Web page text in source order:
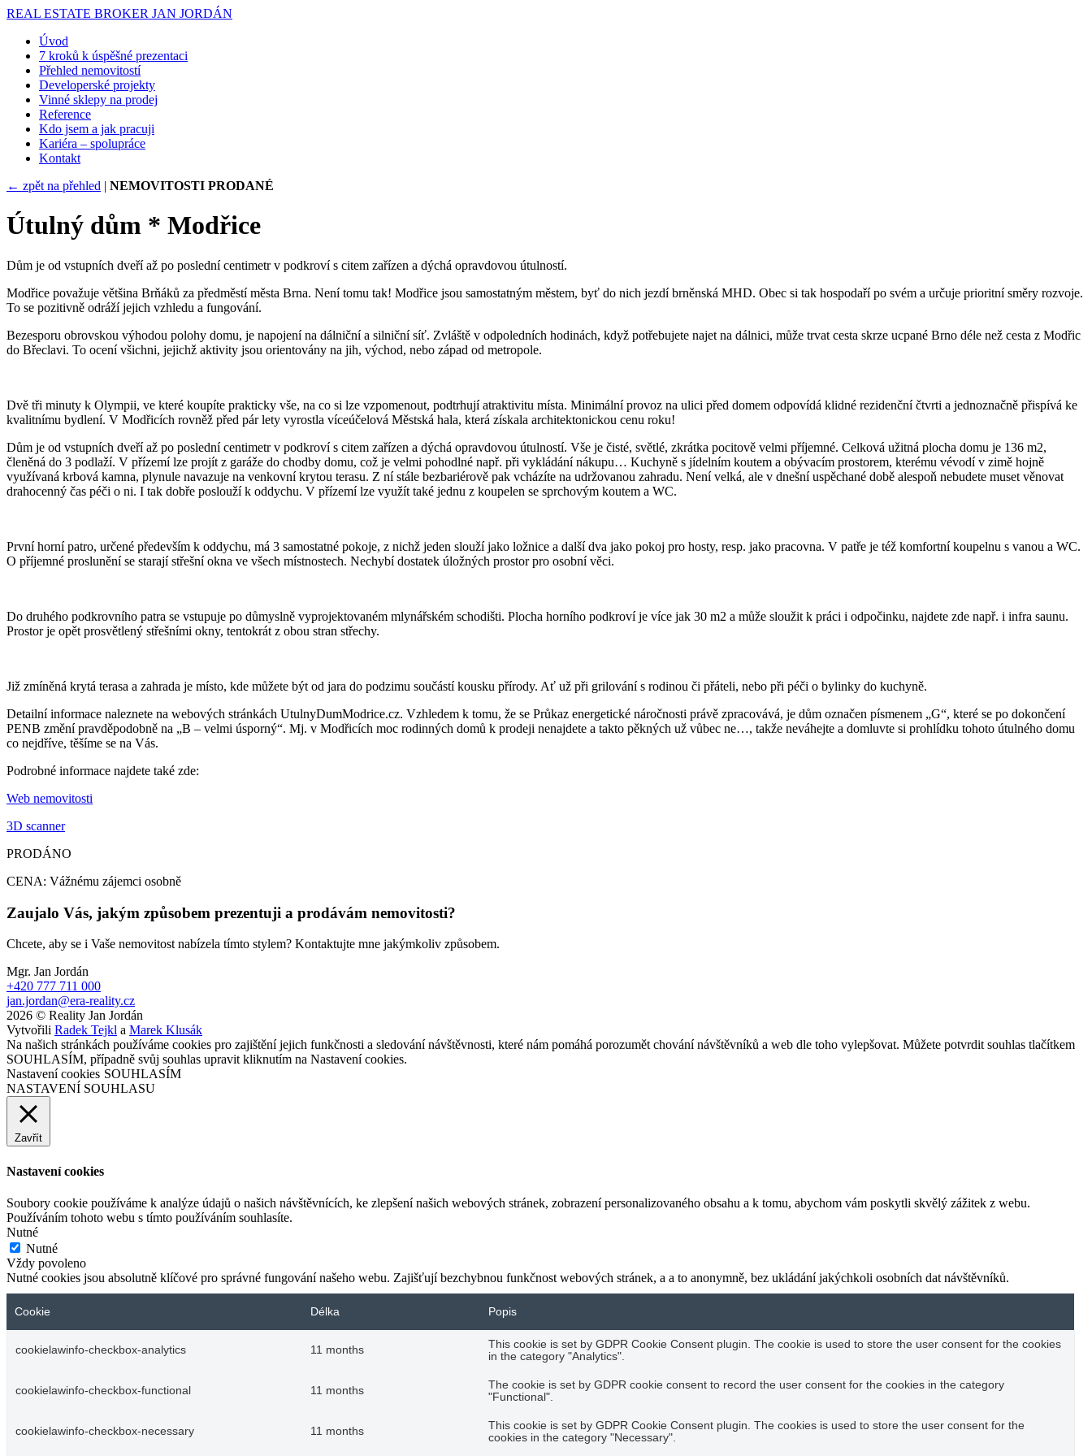
REAL ESTATE BROKER JAN JORDÁN
Úvod
7 kroků k úspěšné prezentaci
Přehled nemovitostí
Developerské projekty
Vinné sklepy na prodej
Reference
Kdo jsem a jak pracuji
Kariéra – spolupráce
Kontakt
← zpět na přehled | NEMOVITOSTI PRODANÉ
Útulný dům * Modřice
Dům je od vstupních dveří až po poslední centimetr v podkroví s citem zařízen a dýchá opravdovou útulností.
Modřice považuje většina Brňáků za předměstí města Brna. Není tomu tak! Modřice jsou samostatným městem, byť do nich jezdí brněnská MHD. Obec si tak hospodaří po svém a určuje prioritní směry rozvoje.
To se pozitivně odráží jejich vzhledu a fungování.
Bezesporu obrovskou výhodou polohy domu, je napojení na dálniční a silniční síť. Zvláště v odpoledních hodinách, když potřebujete najet na dálnici, může trvat cesta skrze ucpané Brno déle než cesta z Modřic
do Břeclavi. To ocení všichni, jejichž aktivity jsou orientovány na jih, východ, nebo západ od metropole.
Dvě tři minuty k Olympii, ve které koupíte prakticky vše, na co si lze vzpomenout, podtrhují atraktivitu místa. Minimální provoz na ulici před domem odpovídá klidné rezidenční čtvrti a jednoznačně přispívá ke
kvalitnímu bydlení. V Modřicích rovněž před pár lety vyrostla víceúčelová Městská hala, která získala architektonickou cenu roku!
Dům je od vstupních dveří až po poslední centimetr v podkroví s citem zařízen a dýchá opravdovou útulností. Vše je čisté, světlé, zkrátka pocitově velmi příjemné. Celková užitná plocha domu je 136 m2,
členěná do 3 podlaží. V přízemí lze projít z garáže do chodby domu, což je velmi pohodlné např. při vykládání nákupu… Kuchyně s jídelním koutem a obývacím prostorem, kterému vévodí v zimě hojně
využívaná krbová kamna, plynule navazuje na venkovní krytou terasu. Z ní stále bezbariérově pak vcházíte na udržovanou zahradu. Není velká, ale v dnešní uspěchané době alespoň nebudete muset věnovat
drahocenný čas péči o ni. I tak dobře poslouží k oddychu. V přízemí lze využít také jednu z koupelen se sprchovým koutem a WC.
První horní patro, určené především k oddychu, má 3 samostatné pokoje, z nichž jeden slouží jako ložnice a další dva jako pokoj pro hosty, resp. jako pracovna. V patře je též komfortní koupelnu s vanou a WC.
O příjemné proslunění se starají střešní okna ve všech místnostech. Nechybí dostatek úložných prostor pro osobní věci.
Do druhého podkrovního patra se vstupuje po důmyslně vyprojektovaném mlynářském schodišti. Plocha horního podkroví je více jak 30 m2 a může sloužit k práci i odpočinku, najdete zde např. i infra saunu.
Prostor je opět prosvětlený střešními okny, tentokrát z obou stran střechy.
Již zmíněná krytá terasa a zahrada je místo, kde můžete být od jara do podzimu součástí kousku přírody. Ať už při grilování s rodinou či přáteli, nebo při péči o bylinky do kuchyně.
Detailní informace naleznete na webových stránkách UtulnyDumModrice.cz. Vzhledem k tomu, že se Průkaz energetické náročnosti právě zpracovává, je dům označen písmenem „G“, které se po dokončení
PENB změní pravděpodobně na „B – velmi úsporný“. Mj. v Modřicích moc rodinných domů k prodeji nenajdete a takto pěkných už vůbec ne…, takže neváhejte a domluvte si prohlídku tohoto útulného domu
co nejdříve, těšíme se na Vás.
Podrobné informace najdete také zde:
Web nemovitosti
3D scanner
PRODÁNO
CENA: Vážnému zájemci osobně
Zaujalo Vás, jakým způsobem prezentuji a prodávám nemovitosti?
Chcete, aby se i Vaše nemovitost nabízela tímto stylem? Kontaktujte mne jakýmkoliv způsobem.
Mgr. Jan Jordán
+420 777 711 000
jan.jordan@era-reality.cz
2026 © Reality Jan Jordán
Vytvořili Radek Tejkl a Marek Klusák
Na našich stránkách používáme cookies pro zajištění jejich funkčnosti a sledování návštěvnosti, které nám pomáhá porozumět chování návštěvníků a web dle toho vylepšovat. Můžete potvrdit souhlas tlačítkem
SOUHLASÍM, případně svůj souhlas upravit kliknutím na Nastavení cookies.
Nastavení cookies SOUHLASÍM
NASTAVENÍ SOUHLASU
Zavřít
Nastavení cookies
Soubory cookie používáme k analýze údajů o našich návštěvnících, ke zlepšení našich webových stránek, zobrazení personalizovaného obsahu a k tomu, abychom vám poskytli skvělý zážitek z webu.
Používáním tohoto webu s tímto používáním souhlasíte.
Nutné
Nutné
Vždy povoleno
Nutné cookies jsou absolutně klíčové pro správné fungování našeho webu. Zajišťují bezchybnou funkčnost webových stránek, a a to anonymně, bez ukládání jakýchkoli osobních dat návštěvníků.
Cookie Délka Popis
cookielawinfo-checkbox-analytics 11 months
This cookie is set by GDPR Cookie Consent plugin. The cookie is used to store the user consent for the cookies
in the category "Analytics".
cookielawinfo-checkbox-functional 11 months
The cookie is set by GDPR cookie consent to record the user consent for the cookies in the category
"Functional".
cookielawinfo-checkbox-necessary 11 months
This cookie is set by GDPR Cookie Consent plugin. The cookies is used to store the user consent for the
cookies in the category "Necessary".